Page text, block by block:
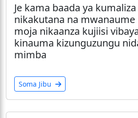
Je kama baada ya
nikakutana na mwanaume
moja nikaanza kujiisi
kinauma kizunguzungu
mimba
Soma Jibu